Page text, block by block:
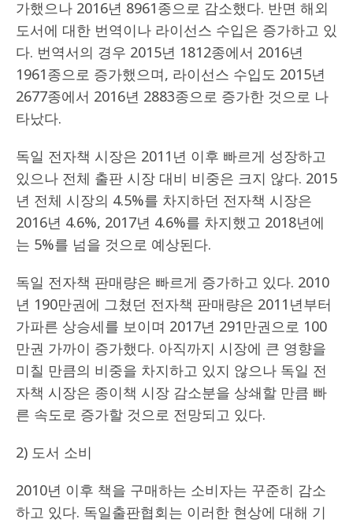
가했으나 2016년 8961종으로 감소했다. 반면 해외
도서에 대한 번역이나 라이선스 수입은 증가하고 있
다. 번역서의 경우 2015년 1812종에서 2016년
1961종으로 증가했으며, 라이선스 수입도 2015년
2677종에서 2016년 2883종으로 증가한 것으로 나
타났다.
독일 전자책 시장은 2011년 이후 빠르게 성장하고
있으나 전체 출판 시장 대비 비중은 크지 않다. 2015
년 전체 시장의 4.5%를 차지하던 전자책 시장은
2016년 4.6%, 2017년 4.6%를 차지했고 2018년에
는 5%를 넘을 것으로 예상된다.
독일 전자책 판매량은 빠르게 증가하고 있다. 2010
년 190만권에 그쳤던 전자책 판매량은 2011년부터
가파른 상승세를 보이며 2017년 291만권으로 100
만권 가까이 증가했다. 아직까지 시장에 큰 영향을
미칠 만큼의 비중을 차지하고 있지 않으나 독일 전
자책 시장은 종이책 시장 감소분을 상쇄할 만큼 빠
른 속도로 증가할 것으로 전망되고 있다.
2) 도서 소비
2010년 이후 책을 구매하는 소비자는 꾸준히 감소
하고 있다. 독일출판협회는 이러한 현상에 대해 기